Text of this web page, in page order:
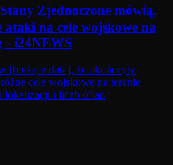
Zjednoczone mówią,
ataki na cele wojskowe na
- i24NEWS
[bieżące data], że ukończyły
cele wojskowe na terenie
lokalizacji i liczb ofiar.